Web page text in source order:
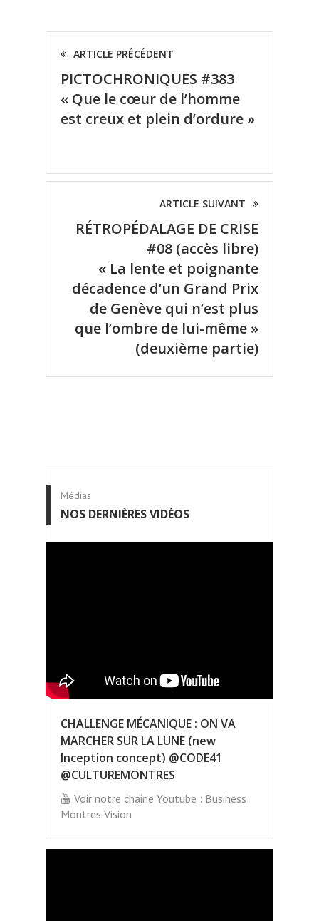
ARTICLE PRÉCÉDENT
PICTOCHRONIQUES #383
« Que le cœur de l’homme
est creux et plein d’ordure »
ARTICLE SUIVANT
RÉTROPÉDALAGE DE CRISE
#08 (accès libre)
« La lente et poignante
décadence d’un Grand Prix
de Genève qui n’est plus
que l’ombre de lui-même »
(deuxième partie)
Médias
NOS DERNIÈRES VIDÉOS
CHALLENGE MÉCANIQUE : ON VA
MARCHER SUR LA LUNE (new
Inception concept) @CODE41
@CULTUREMONTRES
Voir notre chaine Youtube : Business
Montres Vision